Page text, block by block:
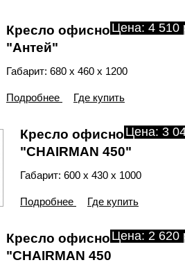
Цена: 4 510
Кресло офисное
"Антей"
Габарит: 680 х 460 х 1200
Подробнее Где купить
Цена: 3
Кресло офисное
"CHAIRMAN 450"
Габарит: 600 х 430 х 1000
Подробнее Где купить
Цена: 2 620
Кресло офисное
"CHAIRMAN 450